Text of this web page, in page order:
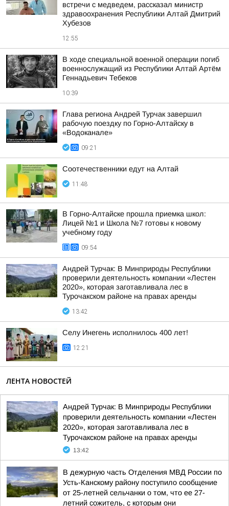
встречи с медведем, рассказал министр
здравоохранения Республики Алтай Дмитрий
Хубезов
12:55
В ходе специальной военной операции погиб
военнослужащий из Республики Алтай Артём
Геннадьевич Тебеков
10:39
Глава региона Андрей Турчак завершил
рабочую поездку по Горно-Алтайску в
«Водоканале»
09:21
Соотечественники едут на Алтай
11:48
В Горно-Алтайске прошла приемка школ:
Лицей №1 и Школа №7 готовы к новому
учебному году
09:54
Андрей Турчак: В Минприроды Республики
проверили деятельность компании «Лестен
2020», которая заготавливала лес в
Турочакском районе на правах аренды
13:42
Селу Инегень исполнилось 400 лет!
12:21
ЛЕНТА НОВОСТЕЙ
Андрей Турчак: В Минприроды Республики
проверили деятельность компании «Лестен
2020», которая заготавливала лес в
Турочакском районе на правах аренды
13:42
В дежурную часть Отделения МВД России по
Усть-Канскому району поступило сообщение
от 25-летней сельчанки о том, что ее 27-
летний сожитель, с которым они